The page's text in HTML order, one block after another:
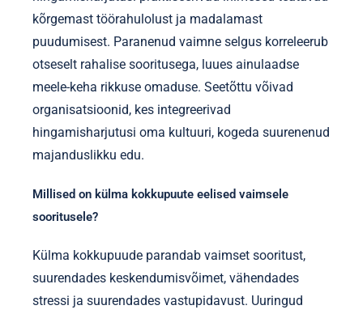
majanduslikke tulemusi, suurendades
keskendumisvõimet, vähendades stressi ja
parandades üldist heaolu. Need eelised võivad viia
tootlikkuse suurenemiseni ja paremate otsuste
tegemiseni. Näiteks näitavad uuringud, et
hingamisharjutusi praktiseerivad inimesed teatavad
kõrgemast töörahulolust ja madalamast
otseselt rahalise sooritusega, luues ainulaadse
organisatsioonid, kes integreerivad
hingamisharjutusi oma kultuuri, kogeda suurenenud
majanduslikku edu.